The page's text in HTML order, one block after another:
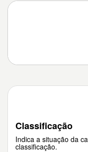
Classificação
Indica a situação da
classificação.